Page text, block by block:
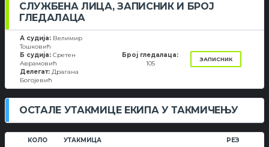
СЛУЖБЕНА ЛИЦА, ЗАПИСНИК И БРОЈ
ГЛЕДАЛАЦА
А судија: Велимир
Тошковић
Б судија: Сретен
Аврамовић
Делегат: Драгана
Богојевић
Број гледалаца:
105
ЗАПИСНИК
ОСТАЛЕ УТАКМИЦЕ ЕКИПА У ТАКМИЧЕЊУ
КОЛО УТАКМИЦА РЕЗ